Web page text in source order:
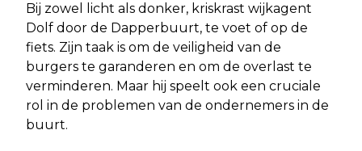
Bij zowel licht als donker, kriskrast wijkagent
Dolf door de Dapperbuurt, te voet of op de
fiets. Zijn taak is om de veiligheid van de
burgers te garanderen en om de overlast te
verminderen. Maar hij speelt ook een cruciale
rol in de problemen van de ondernemers in de
buurt.